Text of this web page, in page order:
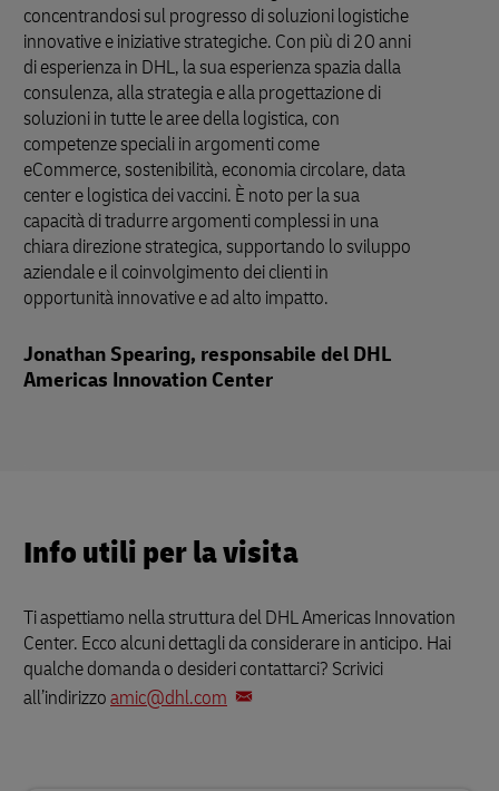
concentrandosi sul progresso di soluzioni logistiche
innovative e iniziative strategiche. Con più di 20 anni
di esperienza in DHL, la sua esperienza spazia dalla
consulenza, alla strategia e alla progettazione di
soluzioni in tutte le aree della logistica, con
competenze speciali in argomenti come
eCommerce, sostenibilità, economia circolare, data
center e logistica dei vaccini. È noto per la sua
capacità di tradurre argomenti complessi in una
chiara direzione strategica, supportando lo sviluppo
aziendale e il coinvolgimento dei clienti in
opportunità innovative e ad alto impatto.
Jonathan Spearing, responsabile del DHL
Americas Innovation Center
Info utili per la visita
Ti aspettiamo nella struttura del DHL Americas Innovation
Center. Ecco alcuni dettagli da considerare in anticipo. Hai
qualche domanda o desideri contattarci? Scrivici
all’indirizzoamic@dhl.com